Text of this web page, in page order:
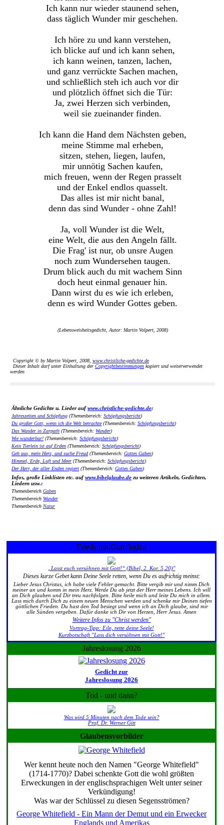
Ich kann nur wieder staunend sehen,
dass täglich Wunder mir geschehen.
Ich höre zu und kann verstehen,
ich blicke auf und ich kann sehen,
ich kann weinen, tanzen, lachen,
und ganz verrückte Sachen machen,
und schließlich steh ich auch vor dir
und plötzlich öffnet sich die Tür:
Ja, zwei Herzen sich verbinden,
weil sie zueinander finden.
Ich kann die Hand dem Nächsten geben,
meine Stimme mal erheben,
sitzen, stehen, liegen, laufen,
mir unnötig Sachen kaufen,
mich freuen, wenn der Regen prasselt
und der Enkel endlos quasselt.
Das alles ist mir nicht banal,
denn das sind Wunder - ohne Zahl!
Ja, voll Wunder ist die Welt,
eine Welt, die aus den Angeln fällt.
Die Frag' ist nur, ob unsre Augen
noch zum Wundersehen taugen.
Drum blick auch du mit wachem Sinn
doch heut einmal genauer hin.
Dann wirst du es wie ich erleben,
denn es wird Wunder Gottes geben.
(Lebensweisheitsgedicht, Autor: Martin Volpert, 2008)
Copyright © by Martin Volpert, 2008, www.christliche-gedichte.de
Dieser Inhalt darf unter Einhaltung der Copyrightbestimmungen kopiert und weiterverwendet
werden
Ähnliche Gedichte u. Lieder aufwww.christliche-gedichte.de:
Jahreszeiten und Schöpfung (Themenbereich: Schöpfungsbericht)
Du großer Gott, wenn ich die Welt betrachte(Themenbereich: Schöpfungsbericht)
Das Wunder in Zarpath (Themenbereich: Wunder)
Wie wunderbar! (Themenbereich: Schöpfungsbericht)
Kein Tierlein ist auf Erden (Themenbereich: Schöpfungsbericht)
Geh aus, mein Herz, und suche Freud (Themenbereich: Gottes Gaben)
Himmel, Erde, Luft und Meer (Themenbereich: Schöpfungsbericht)
Der Herr, der aller Enden regiert (Themenbereich: Gottes Gaben)
Infos, große Linklisten etc. aufwww.bibelglaube.de zu weiteren Artikeln, Gedichten,
Liedern usw.:
Themenbereich Gaben
Themenbereich Wunder
Themenbereich Natur
Friede mit Gott finden
„Lasst euch versöhnen mit Gott!“ (Bibel, 2. Kor. 5,20)"
Dieses kurze Gebet kann Deine Seele retten, wenn Du es aufrichtig meinst:
Lieber Jesus Christus, ich habe viele Fehler gemacht. Bitte vergib mir und nimm Dich
meiner an und komm in mein Herz. Werde Du ab jetzt der Herr meines Lebens. Ich will
an Dich glauben und Dir treu nachfolgen. Bitte heile mich und leite Du mich in allem.
Lass mich durch Dich zu einem neuen Menschen werden und schenke mir Deinen tiefen
göttlichen Frieden. Du hast den Tod besiegt und wenn ich an Dich glaube, sind mir
alle Sünden vergeben. Dafür danke ich Dir von Herzen, Herr Jesus. Amen
Weitere Infos zu "Christ werden"
Vortrag-Tipp: Eile, rette deine Seele!
Kurzbotschaft "Lass dich versöhnen mit Gott!"
Jahreslosung 2026
Gedicht zur
Jahreslosung 2026
Tod - und dann?
Was wird 5 Minuten nach dem Tode sein?
Prof. Dr. Werner Gitt
Glaubensvorbilder
Wer kennt heute noch den Namen "George Whitefield"
(1714-1770)? Dabei schenkte Gott die wohl größten
Erweckungen in der englischsprachigen Welt unter seiner
Verkündigung!
Was war der Schlüssel zu diesen Segensströmen?
George Whitefield - Ein Mann der Demut und ein Erwecker
Englands und Amerikas